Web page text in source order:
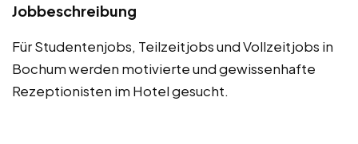
Jobbeschreibung
Für Studentenjobs, Teilzeitjobs und Vollzeitjobs in
Bochum werden motivierte und gewissenhafte
Rezeptionisten im Hotel gesucht.